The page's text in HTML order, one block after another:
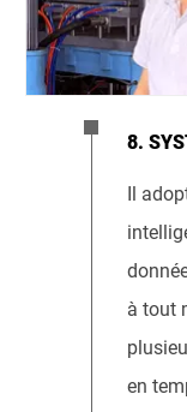
8.
Il
à tout
en